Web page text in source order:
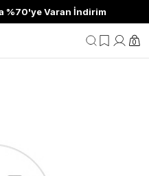
%70'ye Varan İndirim
0